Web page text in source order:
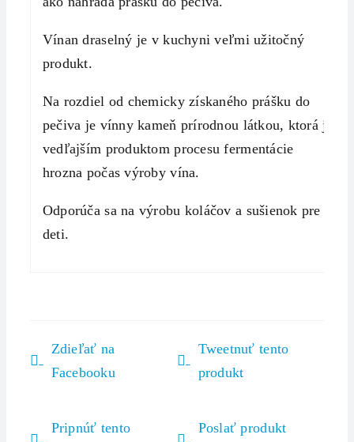
Vínan draselný je v kuchyni veľmi užitočný
produkt.
Na rozdiel od chemicky získaného prášku do
pečiva je vínny kameň prírodnou látkou, ktorá je
vedľajším produktom procesu fermentácie
hrozna počas výroby vína.
Odporúča sa na výrobu koláčov a sušienok pre
deti.
Zdieľať na
Facebooku
Tweetnuť tento
produkt
Pripnúť tento
Poslať produkt